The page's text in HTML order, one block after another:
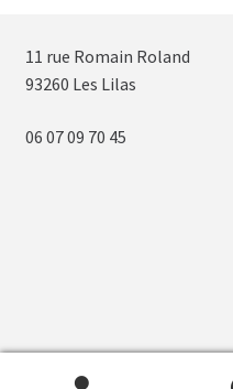
11 rue Romain Roland
93260 Les Lilas
06 07 09 70 45